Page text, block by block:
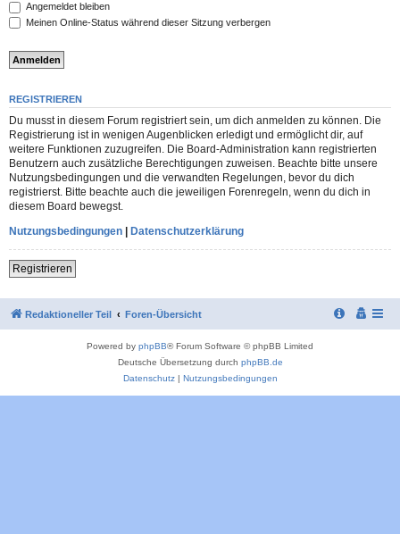
Angemeldet bleiben
Meinen Online-Status während dieser Sitzung verbergen
REGISTRIEREN
Du musst in diesem Forum registriert sein, um dich anmelden zu können. Die
Registrierung ist in wenigen Augenblicken erledigt und ermöglicht dir, auf
weitere Funktionen zuzugreifen. Die Board-Administration kann registrierten
Benutzern auch zusätzliche Berechtigungen zuweisen. Beachte bitte unsere
Nutzungsbedingungen und die verwandten Regelungen, bevor du dich
registrierst. Bitte beachte auch die jeweiligen Forenregeln, wenn du dich in
diesem Board bewegst.
Nutzungsbedingungen | Datenschutzerklärung
Registrieren
Redaktioneller Teil Foren-Übersicht
Powered by phpBB® Forum Software © phpBB Limited
Deutsche Übersetzung durch phpBB.de
Datenschutz| Nutzungsbedingungen